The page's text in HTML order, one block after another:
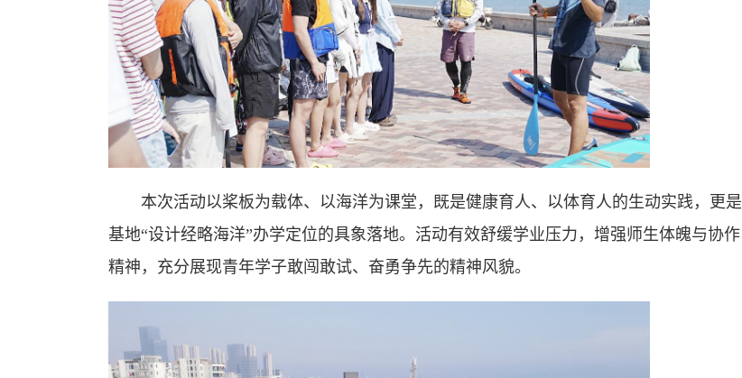
本次活动以桨板为载体、以海洋为课堂，既是健康育人、以体育人的生动实践，更是
基地“设计经略海洋”办学定位的具象落地。活动有效舒缓学业压力，增强师生体魄与协作
精神，充分展现青年学子敢闯敢试、奋勇争先的精神风貌。